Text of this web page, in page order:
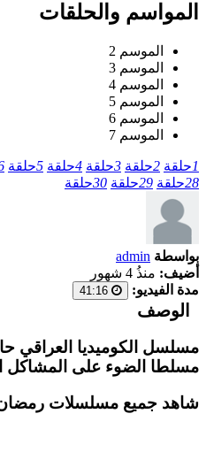
المواسم والحلقات
الموسم 2
الموسم 3
الموسم 4
الموسم 5
الموسم 6
الموسم 7
1حلقة 2حلقة 3حلقة 4حلقة 5حلقة
28حلقة 29حلقة 30حلقة
بواسطة admin
أضيف: منذُ 4 شهور
مدة الفيديو:
الوصف
مسلطا الضوء على المشاكل
شاهد جميع مسلسلات رمضان 2026 بأفضل السيرفرات وبأعلى جودة على